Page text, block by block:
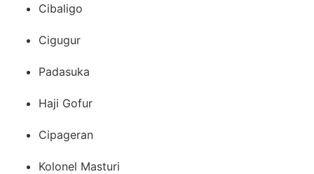
Cibaligo
Cigugur
Padasuka
Haji Gofur
Cipageran
Kolonel Masturi